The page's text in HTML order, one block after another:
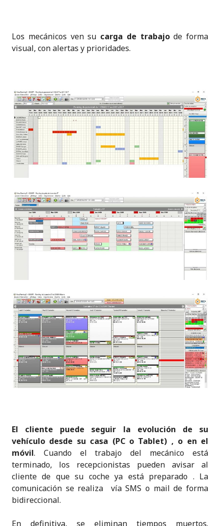
Los mecánicos ven su carga de trabajode forma
visual, con alertas y prioridades.
El cliente puede seguir la evolución de su
vehículo desde su casa (PC o Tablet) , o en el
móvil. Cuando el trabajo del mecánico está
terminado, los recepcionistas pueden avisar al
cliente de que su coche ya está preparado . La
comunicación se realiza vía SMS o mail de forma
bidireccional.
En definitiva, se eliminan tiempos muertos.